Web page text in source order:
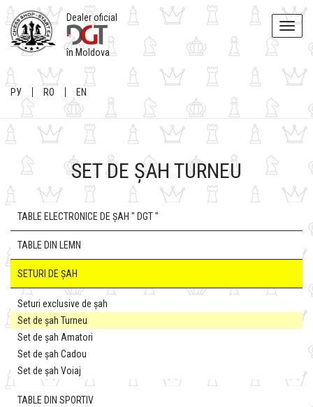
Toggle
Dealer oficial
în Moldova
РУ RO EN
SET DE ȘAH TURNEU
TABLE ELECTRONICE DE ȘAH " DGT "
TABLE DIN LEMN
SETURI DE ȘAH
Seturi exclusive de șah
Set de șah Turneu
Set de șah Amatori
Set de șah Cadou
Set de șah Voiaj
TABLE DIN SPORTIV